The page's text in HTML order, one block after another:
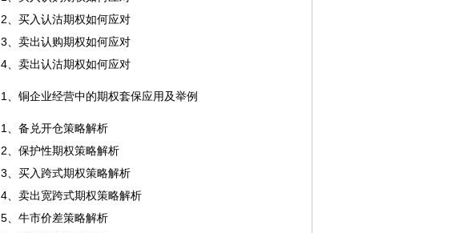
2、买入认沽期权如何应对
3、卖出认购期权如何应对
4、卖出认沽期权如何应对
1、铜企业经营中的期权套保应用及举例
1、备兑开仓策略解析
2、保护性期权策略解析
3、买入跨式期权策略解析
4、卖出宽跨式期权策略解析
5、牛市价差策略解析